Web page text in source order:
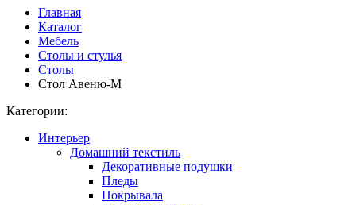
Главная
Каталог
Мебель
Столы и стулья
Столы
Стол Авеню-М
Категории:
Интерьер
Домашний текстиль
Декоративные подушки
Пледы
Покрывала